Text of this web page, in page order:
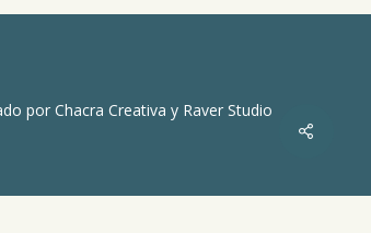
por Chacra Creativa y Raver Studio